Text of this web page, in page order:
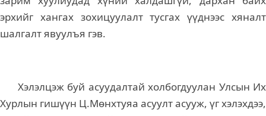
эрхийг хангах зохицуулалт тусгах үүднээс хяналт
шалгалт явуулъя гэв.
Хэлэлцэж буй асуудалтай холбогдуулан Улсын Их
Хурлын гишүүн Ц.Мөнхтуяа асуулт асууж, үг хэлэхдээ,